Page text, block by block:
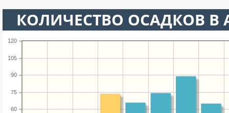
КОЛИЧЕСТВО ОСАДКОВ В
60
75
90
105
120